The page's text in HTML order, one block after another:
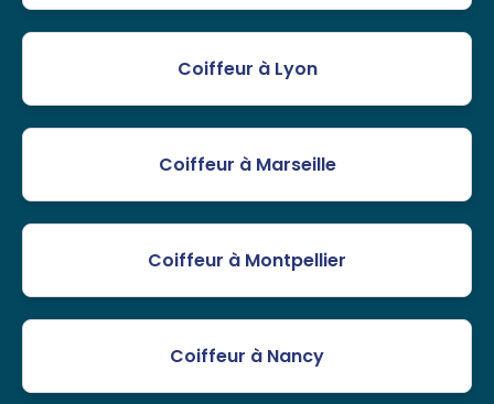
Coiffeur à Lyon
Coiffeur à Marseille
Coiffeur à Montpellier
Coiffeur à Nancy